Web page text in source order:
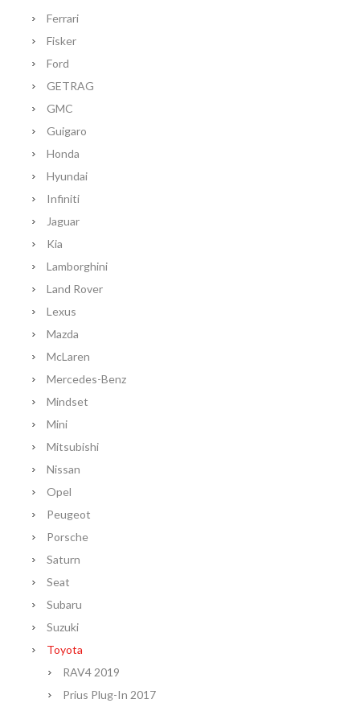
Ferrari
Fisker
Ford
GETRAG
GMC
Guigaro
Honda
Hyundai
Infiniti
Jaguar
Kia
Lamborghini
Land Rover
Lexus
Mazda
McLaren
Mercedes-Benz
Mindset
Mini
Mitsubishi
Nissan
Opel
Peugeot
Porsche
Saturn
Seat
Subaru
Suzuki
Toyota
RAV4 2019
Prius Plug-In 2017